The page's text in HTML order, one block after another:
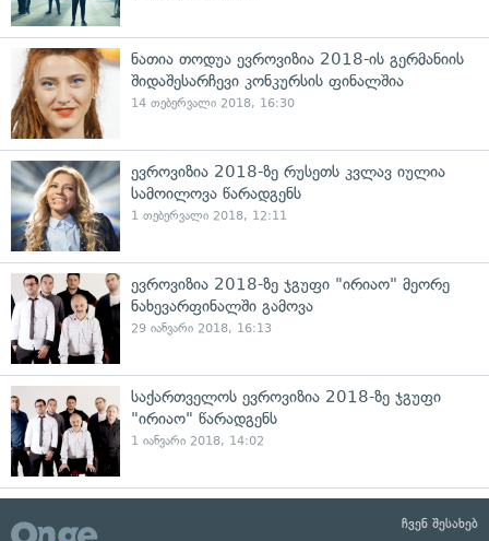
ნათია თოდუა ევროვიზია 2018-ის გერმანიის
შიდაშესარჩევი კონკურსის ფინალშია
14 თებერვალი 2018, 16:30
ევროვიზია 2018-ზე რუსეთს კვლავ იულია
სამოილოვა წარადგენს
1 თებერვალი 2018, 12:11
ევროვიზია 2018-ზე ჯგუფი "ირიაო" მეორე
ნახევარფინალში გამოვა
29 იანვარი 2018, 16:13
საქართველოს ევროვიზია 2018-ზე ჯგუფი
"ირიაო" წარადგენს
1 იანვარი 2018, 14:02
ჩვენ შესახებ